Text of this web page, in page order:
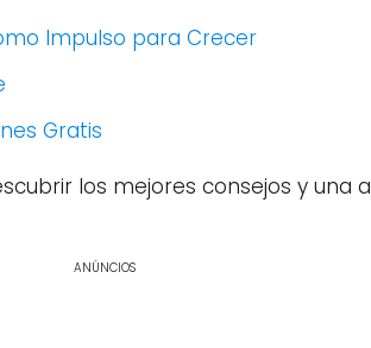
Impulso para Crecer
Gratis
los mejores consejos y una
ANÚNCIOS